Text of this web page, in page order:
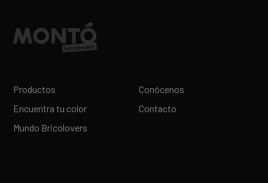
Productos
Encuentra tu color
Mundo Bricolovers
Conócenos
Contacto